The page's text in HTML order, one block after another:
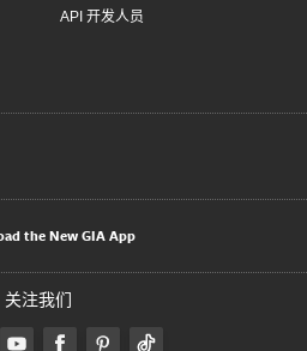
API 开发人员
the New GIA App
关注我们